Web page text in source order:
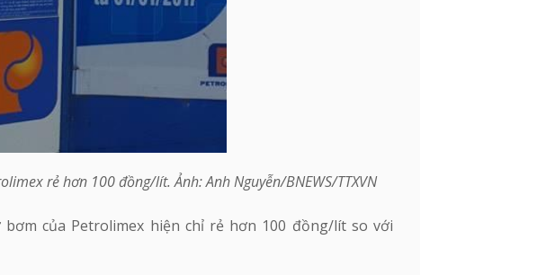
rẻ hơn 100 đồng/lít. Ảnh: Anh Nguyễn/BNEWS/TTXVN
của Petrolimex hiện chỉ rẻ hơn 100 đồng/lít so với